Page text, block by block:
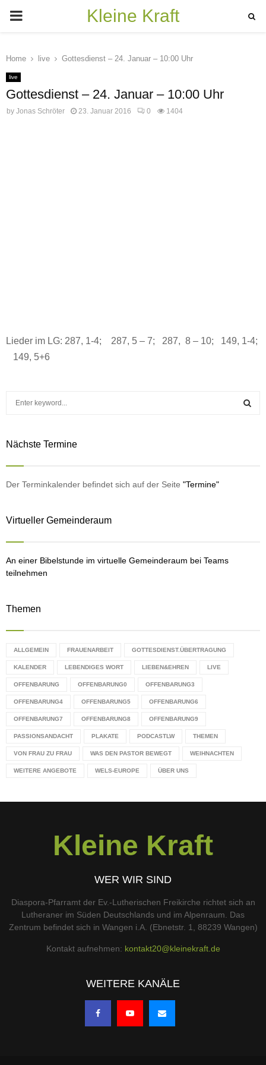
PRIMARY
Kleine Kraft
Home live Gottesdienst – 24. Januar – 10:00 Uhr
live
Gottesdienst – 24. Januar – 10:00 Uhr
by Jonas Schröter 23. Januar 2016 0 1404
Lieder im LG: 287, 1-4; 287, 5 – 7; 287, 8 – 10; 149, 1-4;
149, 5+6
c
o
Nächste Termine
Der Terminkalender befindet sich auf der Seite "Termine"
Virtueller Gemeinderaum
An einer Bibelstunde im virtuelle Gemeinderaum bei Teams
teilnehmen
Themen
ALLGEMEIN FRAUENARBEIT GOTTESDIENST.ÜBERTRAGUNG
KALENDER LEBENDIGES WORT LIEBEN&EHREN LIVE
OFFENBARUNG OFFENBARUNG0 OFFENBARUNG3
OFFENBARUNG4 OFFENBARUNG5 OFFENBARUNG6
OFFENBARUNG7 OFFENBARUNG8 OFFENBARUNG9
PASSIONSANDACHT PLAKATE PODCASTLW THEMEN
VON FRAU ZU FRAU WAS DEN PASTOR BEWEGT WEIHNACHTEN
WEITERE ANGEBOTE WELS-EUROPE ÜBER UNS
Kleine Kraft
WER WIR SIND
Diaspora-Pfarramt der Ev.-Lutherischen Freikirche richtet sich an
Lutheraner im Süden Deutschlands und im Alpenraum. Das
Zentrum befindet sich in Wangen i.A. (Ebnetstr. 1, 88239 Wangen)
Kontakt aufnehmen: kontakt20@kleinekraft.de
WEITERE KANÄLE